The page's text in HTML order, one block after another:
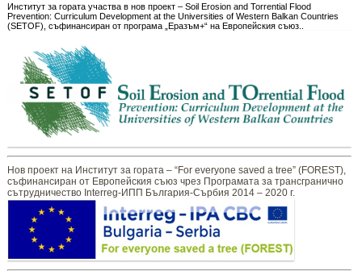
Институт за гората участва в нов проект – Soil Erosion and Torrential Flood
Prevention: Curriculum Development at the Universities of Western Balkan Countries
(SETOF), съфинансиран от програма „Еразъм+“ на Европейския съюз..
Нов проект на Институт за гората – “For everyone saved a tree” (FOREST),
съфинансиран от Европейския съюз чрез Програмата за трансгранично
сътрудничество Interreg-ИПП България-Сърбия 2014 – 2020 г.